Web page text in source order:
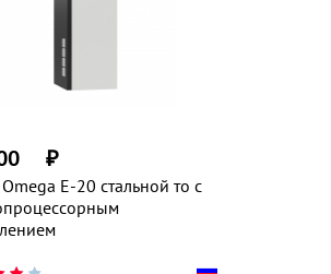
E-20 стальной то с
₽